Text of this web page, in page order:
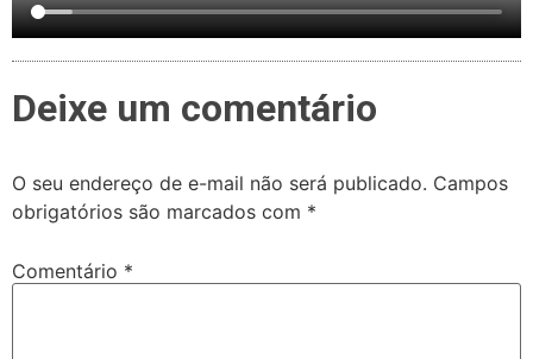
Deixe um comentário
O seu endereço de e-mail não será publicado. Campos
obrigatórios são marcados com *
Comentário *